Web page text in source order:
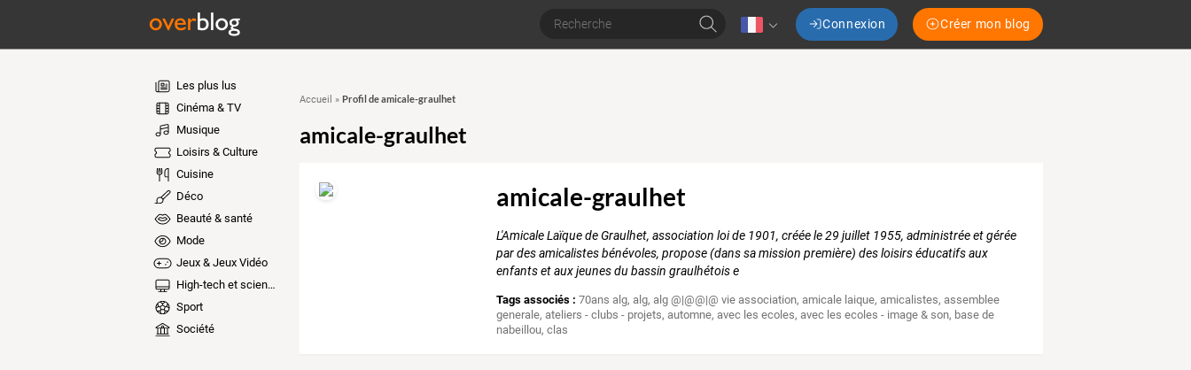
Connexion Créer mon blog
Les plus lus
Cinéma & TV
Musique
Loisirs & Culture
Cuisine
Déco
Beauté & santé
Mode
Jeux & Jeux Vidéo
High-tech et sciences
Sport
Société
Accueil » Profil de amicale-graulhet
amicale-graulhet
amicale-graulhet
L'Amicale Laïque de Graulhet, association loi de 1901, créée le 29 juillet 1955, administrée et gérée
par des amicalistes bénévoles, propose (dans sa mission première) des loisirs éducatifs aux
enfants et aux jeunes du bassin graulhétois e
Tags associés : 70ans alg,alg,alg @|@@|@ vie association,amicale laique,amicalistes,assemblee
generale,ateliers - clubs - projets,automne,avec les ecoles,avec les ecoles - image & son, base de
nabeillou,clas